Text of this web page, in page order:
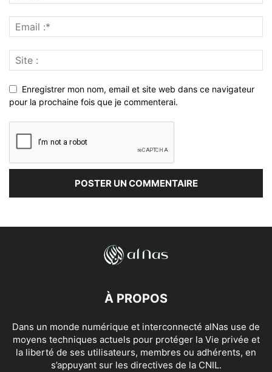
Enregistrer mon nom, email et site web dans ce navigateur
pour la prochaine fois que je commenterai.
À PROPOS
Dans un monde numérique et interconnecté alNas use de
moyens techniques actuels pour protéger la Vie privée et
la liberté de ses utilisateurs, membres ou adhérents, en
s’appuyant sur les directives de la CNIL.